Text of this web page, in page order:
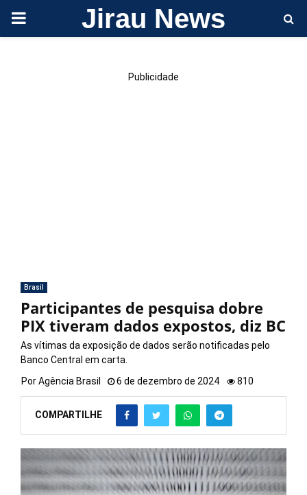
PRIMARY Jirau News
Publicidade
Brasil
Participantes de pesquisa dobre
PIX tiveram dados expostos, diz BC
As vítimas da exposição de dados serão notificadas pelo
Banco Central em carta.
PorAgência Brasil 6 de dezembro de 2024 810
COMPARTILHE